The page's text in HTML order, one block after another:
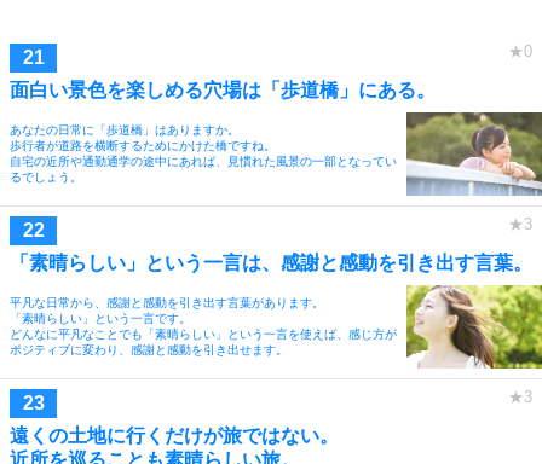
面白い景色を楽しめる穴場は「歩道橋」にある。
あなたの日常に「歩道橋」はありますか。
歩行者が道路を横断するためにかけた橋ですね。
自宅の近所や通勤通学の途中にあれば、見慣れた風景の一部となってい
るでしょう。
「素晴らしい」という一言は、感謝と感動を引き出す言葉。
平凡な日常から、感謝と感動を引き出す言葉があります。
「素晴らしい」という一言です。
どんなに平凡なことでも「素晴らしい」という一言を使えば、感じ方が
ポジティブに変わり、感謝と感動を引き出せます。
遠くの土地に行くだけが旅ではない。
近所を巡ることも素晴らしい旅。